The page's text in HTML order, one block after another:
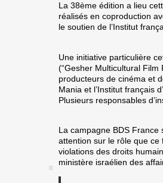
La 38ème édition a lieu
réalisés en coproduction
le soutien de l’Institut
Une initiative particulière
(“Gesher Multicultural Film
producteurs de cinéma et
Mania et l’Institut français
Plusieurs responsables
La campagne BDS France
attention sur le rôle que
violations des droits
ministère israélien des